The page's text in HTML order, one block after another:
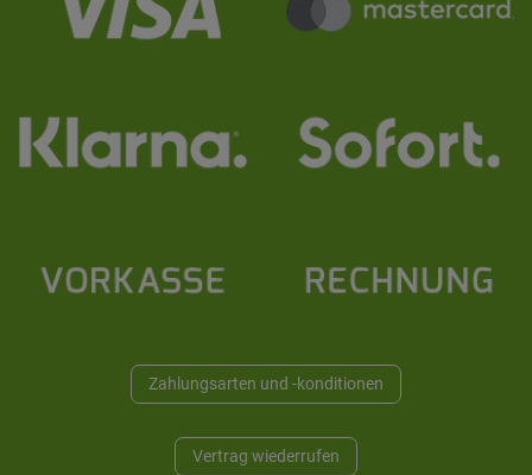
Zahlungsarten und -konditionen
Vertrag wiederrufen